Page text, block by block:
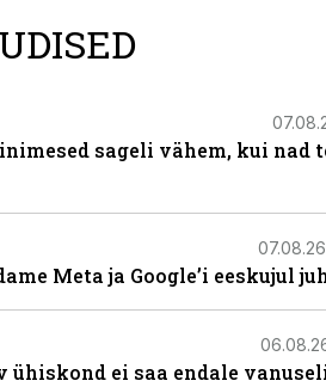
sageli vähem, kui nad
Meta ja Google’i eeskujul
ühiskond ei saa endale